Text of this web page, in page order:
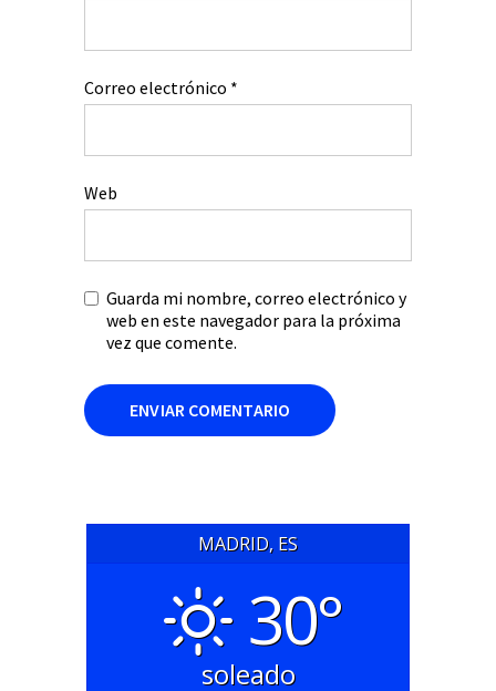
Correo electrónico *
Web
Guarda mi nombre, correo electrónico y
web en este navegador para la próxima
vez que comente.
MADRID, ES
30°
soleado